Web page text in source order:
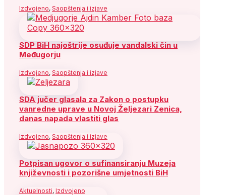
Izdvojeno, Saopštenja i izjave
SDP BiH najoštrije osuđuje vandalski čin u
Međugorju
Izdvojeno, Saopštenja i izjave
SDA jučer glasala za Zakon o postupku
vanredne uprave u Novoj Željezari Zenica,
danas napada vlastiti glas
Izdvojeno, Saopštenja i izjave
Potpisan ugovor o sufinansiranju Muzeja
književnosti i pozorišne umjetnosti BiH
Aktuelnosti, Izdvojeno